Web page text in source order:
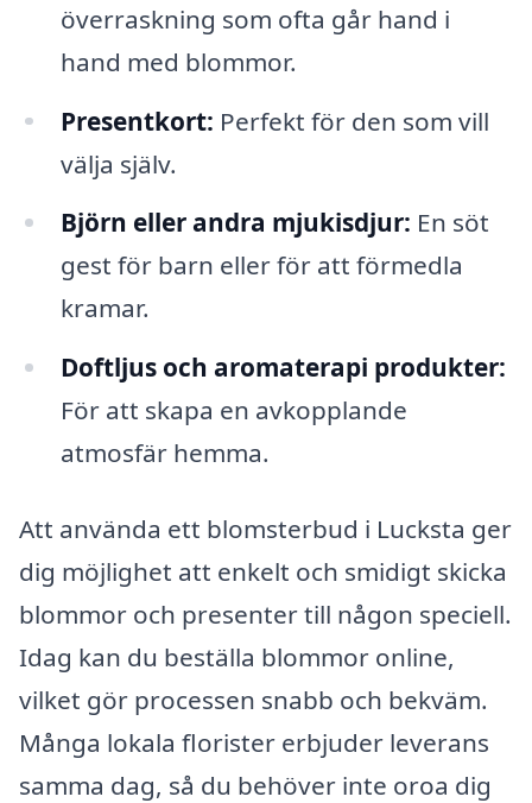
överraskning som ofta går hand i
hand med blommor.
Presentkort: Perfekt för den som vill
välja själv.
Björn eller andra mjukisdjur: En söt
gest för barn eller för att förmedla
kramar.
Doftljus och aromaterapi produkter:
För att skapa en avkopplande
atmosfär hemma.
Att använda ett blomsterbud i Lucksta ger
dig möjlighet att enkelt och smidigt skicka
blommor och presenter till någon speciell.
Idag kan du beställa blommor online,
vilket gör processen snabb och bekväm.
Många lokala florister erbjuder leverans
samma dag, så du behöver inte oroa dig